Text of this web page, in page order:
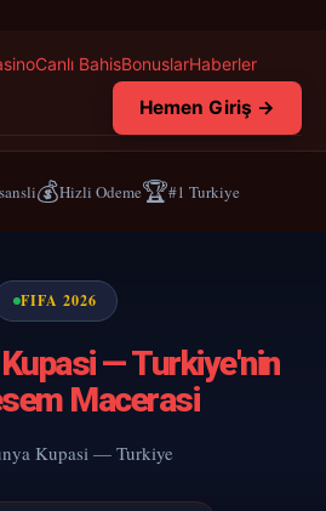
Canlı BahisBonuslarHaberler
Hemen Giriş →
💰Hizli Odeme🏆#1 Turkiye
FIFA 2026
— Turkiye'nin
Macerasi
Kupasi — Turkiye